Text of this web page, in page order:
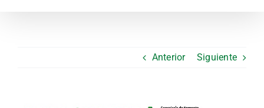
Anterior Siguiente